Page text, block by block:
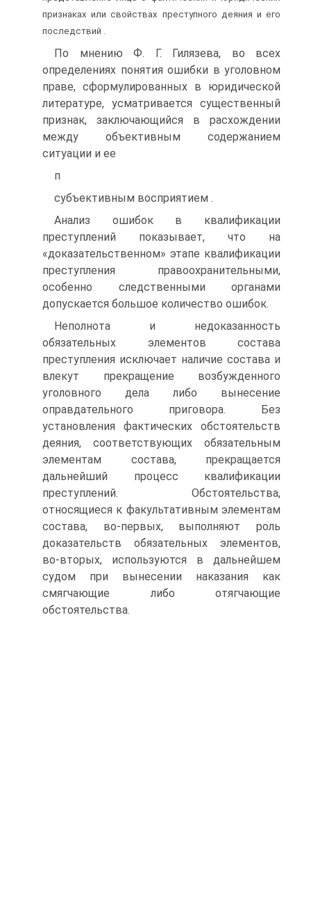
признаках или свойствах преступного деяния и его
последствий .
По мнению Ф. Г. Гилязева, во всех
определениях понятия ошибки в уголовном
праве, сформулированных в юридической
литературе, усматривается существенный
признак, заключающийся в расхождении
между объективным содержанием
ситуации и ее
п
субъективным восприятием .
Анализ ошибок в квалификации
преступлений показывает, что на
«доказательственном» этапе квалификации
преступления правоохранительными,
особенно следственными органами
допускается большое количество ошибок.
Неполнота и недоказанность
обязательных элементов состава
преступления исключает наличие состава и
влекут прекращение возбужденного
уголовного дела либо вынесение
оправдательного приговора. Без
установления фактических обстоятельств
деяния, соответствующих обязательным
элементам состава, прекращается
дальнейший процесс квалификации
преступлений. Обстоятельства,
относящиеся к факультативным элементам
состава, во-первых, выполняют роль
доказательств обязательных элементов,
во-вторых, используются в дальнейшем
судом при вынесении наказания как
смягчающие либо отягчающие
обстоятельства.